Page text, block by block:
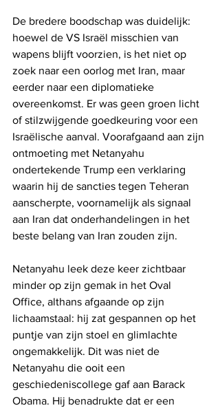
De bredere boodschap was duidelijk:
hoewel de VS Israël misschien van
wapens blijft voorzien, is het niet op
zoek naar een oorlog met Iran, maar
eerder naar een diplomatieke
overeenkomst. Er was geen groen licht
of stilzwijgende goedkeuring voor een
Israëlische aanval. Voorafgaand aan zijn
ontmoeting met Netanyahu
ondertekende Trump een verklaring
waarin hij de sancties tegen Teheran
aanscherpte, voornamelijk als signaal
aan Iran dat onderhandelingen in het
beste belang van Iran zouden zijn.
Netanyahu leek deze keer zichtbaar
minder op zijn gemak in het Oval
Office, althans afgaande op zijn
lichaamstaal: hij zat gespannen op het
puntje van zijn stoel en glimlachte
ongemakkelijk. Dit was niet de
Netanyahu die ooit een
geschiedeniscollege gaf aan Barack
Obama. Hij benadrukte dat er een